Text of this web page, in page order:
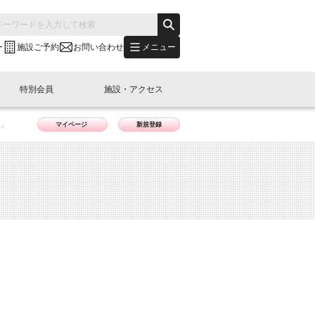
施設ご予約 お問い合わせ メニュー
別会員開催
展・参加
"LINK-BioBAY TOKYO"？
(News Letter)
コラム
ュース・事業紹介
ベント
LINK-J WEST
容
本橋エリアについて
特別会員
し込み
施設・アクセス
予約
マイページ 新規登録